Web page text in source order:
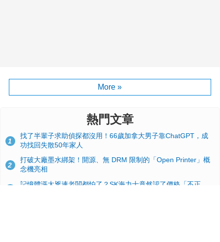
More »
熱門文章
1
找了半輩子求助偵探都沒用！66歲加拿大男子靠ChatGPT，成
功找回失散50年家人
2
打破大廠墨水綁架！開源、無 DRM 限制的「Open Printer」概
念機亮相
記憶體漲太兇連老闆都怕了？SK海力士竟然認了價格「不正